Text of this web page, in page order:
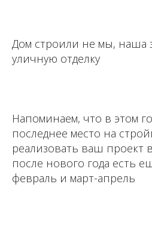
Дом строили не мы, наша
уличную отделку
Напоминаем, что в этом
последнее место на
реализовать ваш проект
после нового года есть
февраль и март-апрель ⁣⁣⠀⁣⁣⠀